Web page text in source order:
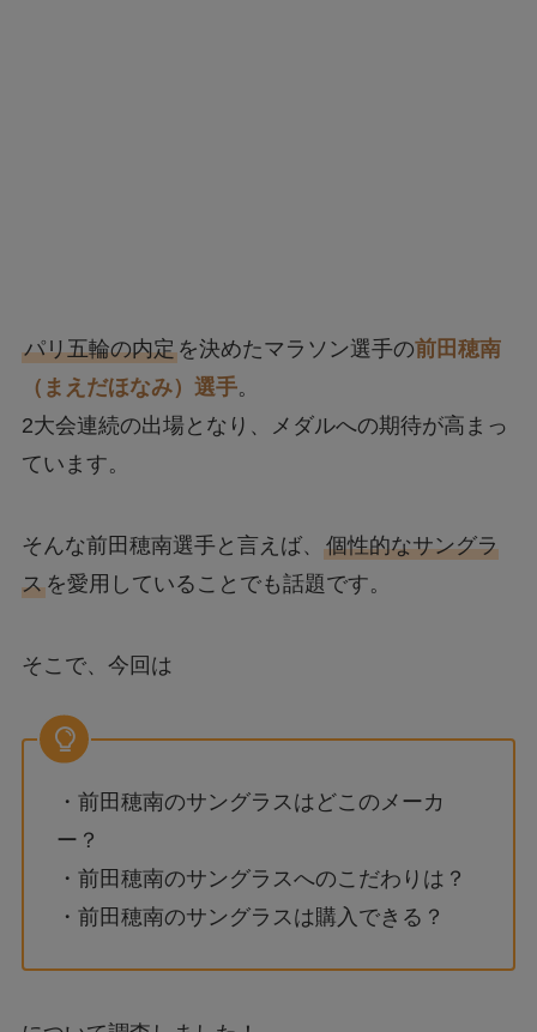
パリ五輪の内定を決めたマラソン選手の前田穂南
（まえだほなみ）選手。
2大会連続の出場となり、メダルへの期待が高まっ
ています。
そんな前田穂南選手と言えば、 個性的なサングラ
スを愛用していることでも話題です。
そこで、今回は
・前田穂南のサングラスはどこのメーカ
ー？
・前田穂南のサングラスへのこだわりは？
・前田穂南のサングラスは購入できる？